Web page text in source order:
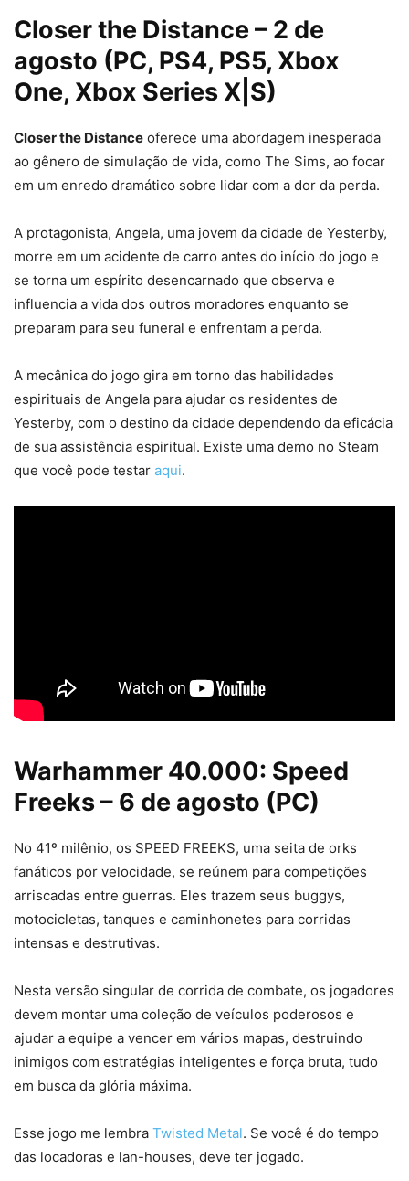
Closer the Distance – 2 de
agosto (PC, PS4, PS5, Xbox
One, Xbox Series X|S)
Closer the Distance oferece uma abordagem inesperada
ao gênero de simulação de vida, como The Sims, ao focar
em um enredo dramático sobre lidar com a dor da perda.
A protagonista, Angela, uma jovem da cidade de Yesterby,
morre em um acidente de carro antes do início do jogo e
se torna um espírito desencarnado que observa e
influencia a vida dos outros moradores enquanto se
preparam para seu funeral e enfrentam a perda.
A mecânica do jogo gira em torno das habilidades
espirituais de Angela para ajudar os residentes de
Yesterby, com o destino da cidade dependendo da eficácia
de sua assistência espiritual. Existe uma demo no Steam
que você pode testar aqui.
Warhammer 40.000: Speed
Freeks – 6 de agosto (PC)
No 41º milênio, os SPEED FREEKS, uma seita de orks
fanáticos por velocidade, se reúnem para competições
arriscadas entre guerras. Eles trazem seus buggys,
motocicletas, tanques e caminhonetes para corridas
intensas e destrutivas.
Nesta versão singular de corrida de combate, os jogadores
devem montar uma coleção de veículos poderosos e
ajudar a equipe a vencer em vários mapas, destruindo
inimigos com estratégias inteligentes e força bruta, tudo
em busca da glória máxima.
Esse jogo me lembra Twisted Metal. Se você é do tempo
das locadoras e lan-houses, deve ter jogado.